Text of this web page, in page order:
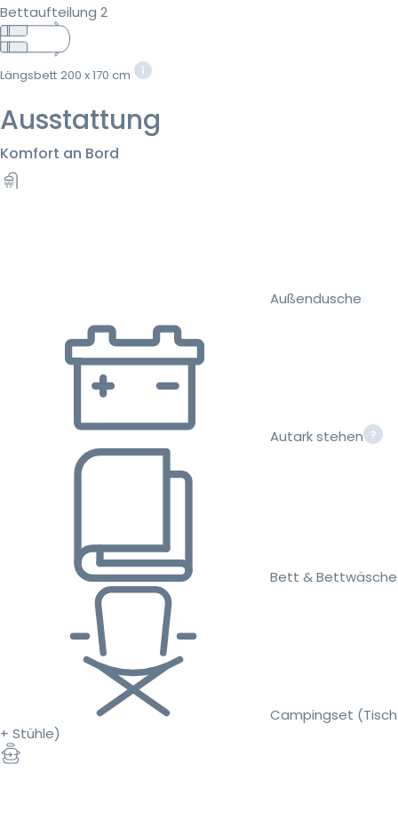
Bettaufteilung 2
Längsbett 200 x 170 cm
Ausstattung
Komfort an Bord
Außendusche
Autark stehen
Bett & Bettwäsche
Campingset (Tisch
+ Stühle)